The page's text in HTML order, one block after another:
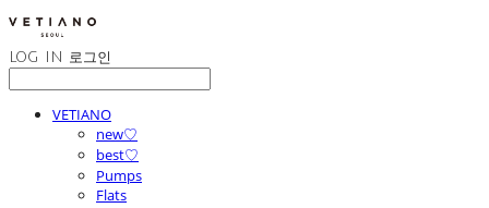
LOG IN 로그인
VETIANO
new♡
best♡
Pumps
Flats